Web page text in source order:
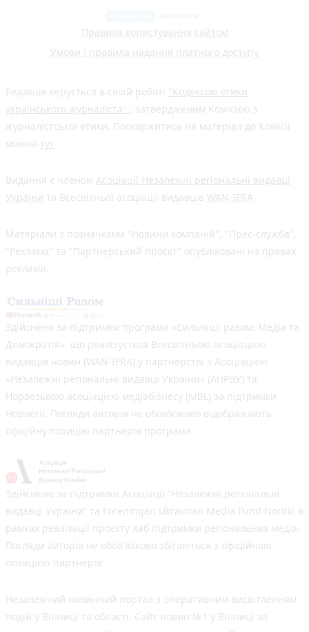
Правила користування сайтом
Умови і правила надання платного доступу
Редакція керується в своїй роботі "Кодексом етики
українського журналіста" , затвердженим Комісією з
журналістської етики. Поскаржитись на матеріал до Комісії
можна тут
Видання є членом Асоціації Незалежні регіональні видавці
України та Всесвітньої асоціації видавців WAN-IFRA
Матеріали з позначками "Новини компаній", "Прес-служба",
"Реклама" та "Партнерський проєкт" опубліковані на правах
реклами.
Здійснено за підтримки програми «Сильніші разом: Медіа та
Демократія», що реалізується Всесвітньою асоціацією
видавців новин (WAN-IFRA) у партнерстві з Асоціацією
«Незалежні регіональні видавці України» (АНРВУ) та
Норвезькою асоціацією медіабізнесу (MBL) за підтримки
Норвегії. Погляди авторів не обов’язково відображають
офіційну позицію партнерів програми.
Здійснено за підтримки Асоціації “Незалежні регіональні
видавці України” та Foreningen Ukrainian Media Fund Nordic в
рамках реалізації проєкту Хаб підтримки регіональних медіа.
Погляди авторів не обов'язково збігаються з офіційною
позицією партнерів
Незалежний новинний портал з оперативним висвітленням
подій у Вінниці та області. Сайт новин №1 у Вінниці за